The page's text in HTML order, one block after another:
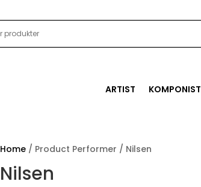
ARTIST KOMPONIST
Home/ Product Performer / Nilsen
Nilsen